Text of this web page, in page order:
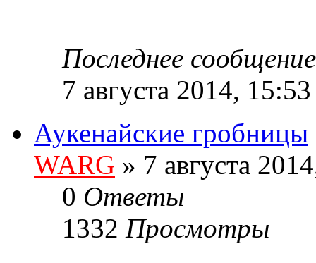
Последнее
7 августа 2014, 15:53
Аукенайские гробницы
WARG » 7 августа
0 Ответы
1332 Просмотры